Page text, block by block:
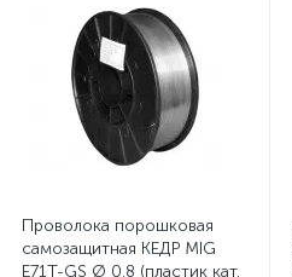
Проволока порошковая
самозащитная КЕДР MIG
E71T-GS Ø 0.8 (пластик кат.